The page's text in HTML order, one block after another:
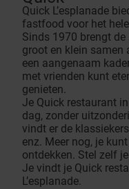
Quick L’esplanade
fastfood voor het
Sinds 1970 brengt
groot en klein samen
een aangenaam
met vrienden kunt
genieten.
Je Quick restaurant
dag, zonder
vindt er de
enz. Meer nog, je
ontdekken. Stel zelf
Je vindt je Quick
L’esplanade.